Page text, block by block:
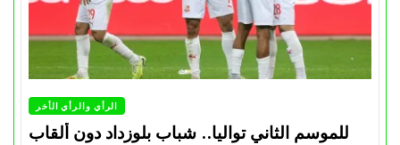
الرأي والرأي الأخر
للموسم الثاني تواليا.. شباب بلوزداد دون ألقاب